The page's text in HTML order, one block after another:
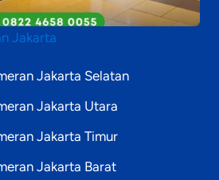
Jakarta
Jakarta Selatan
Jakarta Utara
Jakarta Timur
Jakarta Barat